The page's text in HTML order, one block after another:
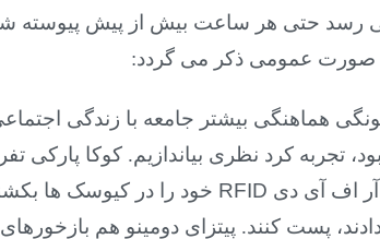
که به نظر می رسد حتی هر ساعت بیش از پیش
صورت عمومی ذکر می گردد:
هماهنگی بیشتر جامعه با زندگی
با همه راهی که در سال ۲۰۱۰ رفته بود، تجربه کرد نظری
آر اف آی دی RFID خود را در کیوسک ها
دادند، پست کنند. پیتزای دومینو هم